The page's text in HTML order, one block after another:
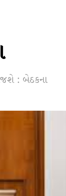
: બેઠકના